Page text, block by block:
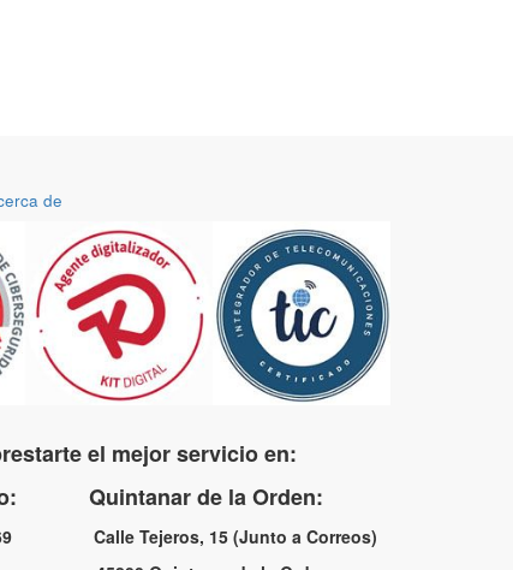
de
el mejor servicio en:
Quintanar de la Orden:
69 Calle Tejeros, 15 (Junto a Correos)